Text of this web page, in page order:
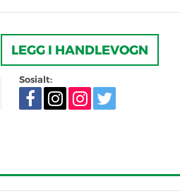
LEGG I HANDLEVOGN
Sosialt: